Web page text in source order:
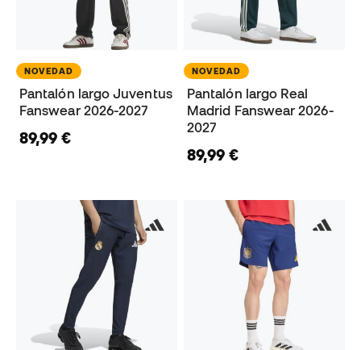
NOVEDAD
Pantalón largo Juventus
Fanswear 2026-2027
89,99 €
NOVEDAD
Pantalón largo Real
Madrid Fanswear 2026-
2027
89,99 €